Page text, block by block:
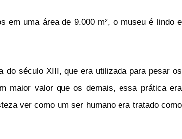
em uma área de 9.000 m², o museu é lindo e
do século XIII, que era utilizada para pesar os
maior valor que os demais, essa prática era
ver como um ser humano era tratado como